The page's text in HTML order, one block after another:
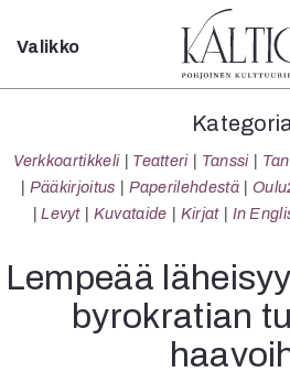
Sulje
Teatteri
Tanssi
Sarjakuva
Sámegillii
Oulu2026
Valikko
Verkkoartikkeli Teatteri Tanssi
Pääkirjoitus
Paperilehdestä
Levyt
Kuvataide Kirjat In
Lempeää
byrokratian